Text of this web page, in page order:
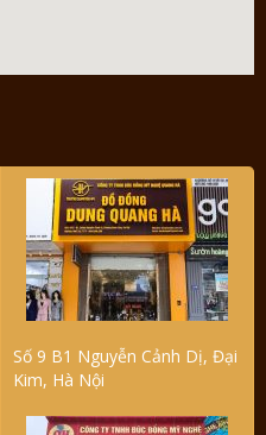
Số 9 B1 Nguyễn Cảnh Dị, Đại
Kim, Hà Nội